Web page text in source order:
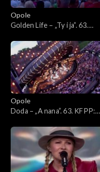
Opole
Golden Life – „Ty i ja”. 63.
„Autobiografia. Jubileusz
Bogdana Olewicza”
Opole
Doda – „A nana”. 63. KFPP:
Jubileusz Bogdana Olewicza”